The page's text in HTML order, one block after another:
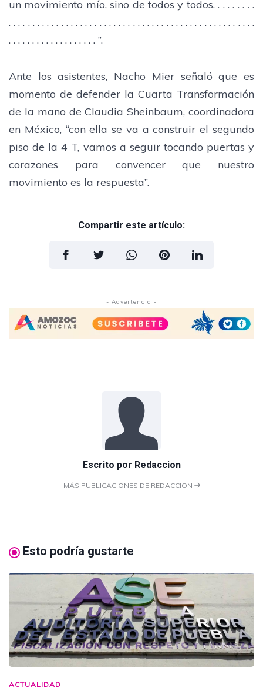
un movimiento mío, sino de todos y todos. . . . . . . . .
. . . . . . . . . . . . . . . . . . . . . . . . . . . . . . . . . . . . . . . . . . . . . . . . . . . .
. . . . . . . . . . . . . . . . . . . ”.
Ante los asistentes, Nacho Mier señaló que es
momento de defender la Cuarta Transformación
de la mano de Claudia Sheinbaum, coordinadora
en México, “con ella se va a construir el segundo
piso de la 4 T, vamos a seguir tocando puertas y
corazones para convencer que nuestro
movimiento es la respuesta”.
Compartir este artículo:
- Advertencia -
Escrito por Redaccion
MÁS PUBLICACIONES DE REDACCION
Esto podría gustarte
ACTUALIDAD